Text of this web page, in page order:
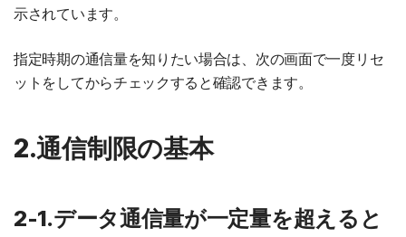
示されています。
指定時期の通信量を知りたい場合は、次の画面で一度リセ
ットをしてからチェックすると確認できます。
2.通信制限の基本
2-1.データ通信量が一定量を超えると